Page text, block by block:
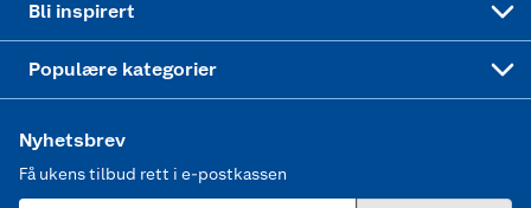
Bli inspirert
Populære kategorier
Nyhetsbrev
Få ukens tilbud rett i e-postkassen